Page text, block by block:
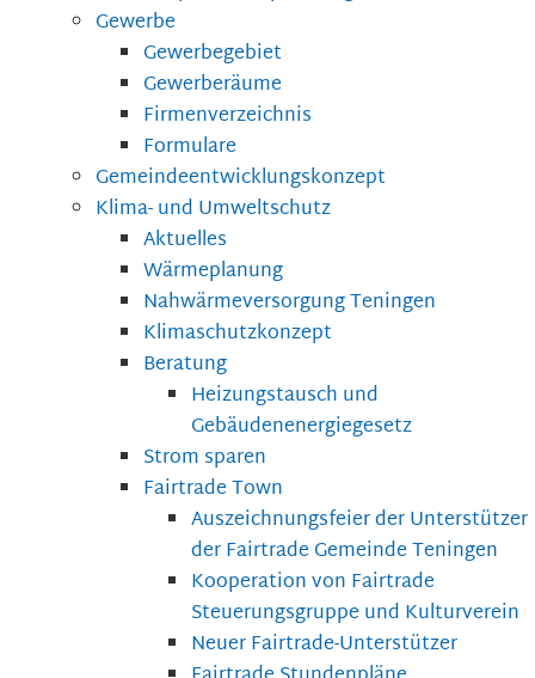
Gewerbe
Gewerbegebiet
Gewerberäume
Firmenverzeichnis
Formulare
Gemeindeentwicklungskonzept
Klima- und Umweltschutz
Aktuelles
Wärmeplanung
Nahwärmeversorgung Teningen
Klimaschutzkonzept
Beratung
Heizungstausch und
Gebäudenenergiegesetz
Strom sparen
Fairtrade Town
Auszeichnungsfeier der Unterstützer
der Fairtrade Gemeinde Teningen
Kooperation von Fairtrade
Steuerungsgruppe und Kulturverein
Neuer Fairtrade-Unterstützer